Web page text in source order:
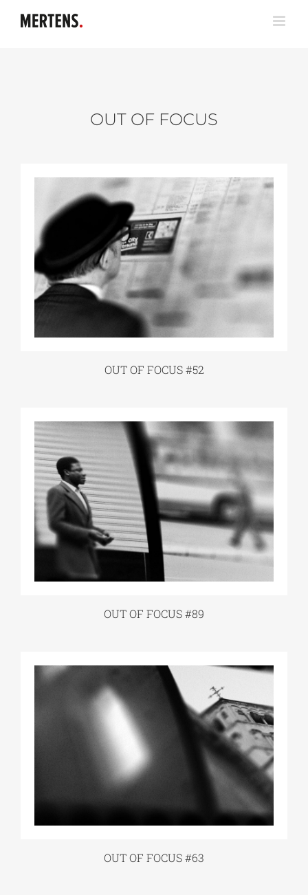
Inhalt
OUT OF FOCUS
OUT OF FOCUS #52
OUT OF FOCUS #89
OUT OF FOCUS #63